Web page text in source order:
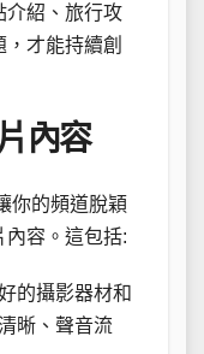
介紹、旅行攻
才能持續創
內容
你的頻道脫穎
內容。這包括:
的攝影器材和
晰、聲音流